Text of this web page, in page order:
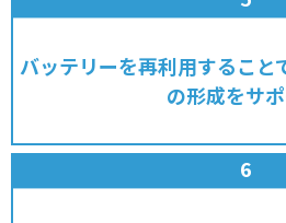
バッテリーを再利用すること
の形成をサ